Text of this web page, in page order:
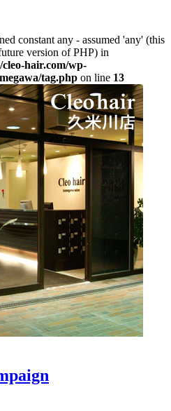
constant any - assumed 'any' (this
version of PHP) in
cleo-hair.com/wp-
tag.php on line 13